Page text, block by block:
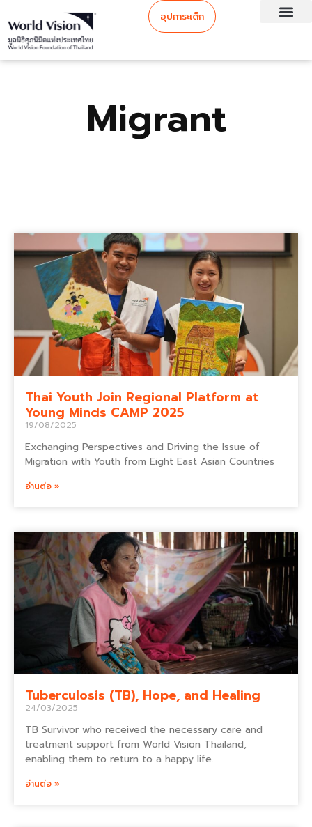
อุปการะเด็ก
Migrant
Thai Youth Join Regional Platform at
Young Minds CAMP 2025
19/08/2025
Exchanging Perspectives and Driving the Issue of
Migration with Youth from Eight East Asian Countries
อ่านต่อ »
Tuberculosis (TB), Hope, and Healing
24/03/2025
TB Survivor who received the necessary care and
treatment support from World Vision Thailand,
enabling them to return to a happy life.
อ่านต่อ »